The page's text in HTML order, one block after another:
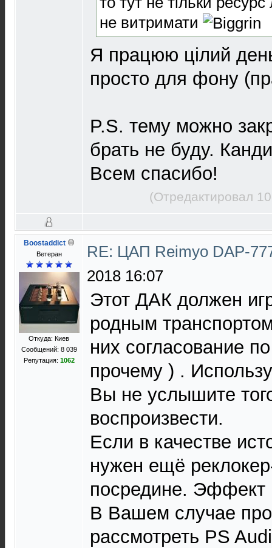
не витримати
Я працюю цілий
просто для фону
P.S. тему можно
брать не буду.
Всем спасибо!
(Отредактировал
Boostaddict
Ветеран
Откуда: Киев
Сообщений: 8 039
Репутация: 1062
RE: ЦАП Reimyo DAP-
2018 16:07
Этот ДАК должен
родным
них согласование
прочему ) .
Вы не услышите
воспроизвести.
Если в качестве
нужен ещё
посредине. Эффект
В Вашем случае
рассмотреть PS